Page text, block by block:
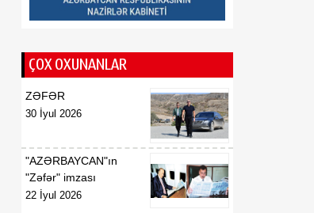
Azərbaycan
Respublikasının UNESCO
nümayəndəsi vəzifəsindən
geri çağırılması haqqında
07 Avqust
F.N.İsmayılovun
Azərbaycan
Respublikasının Avropa
07 Avqust
ÇOX OXUNANLAR
ZƏFƏR
30 İyul 2026
"AZƏRBAYCAN"ın
"Zəfər" imzası
22 İyul 2026